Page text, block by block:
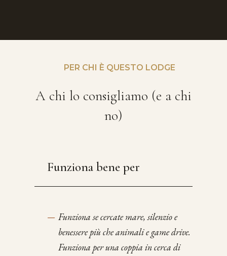
PER CHI È QUESTO LODGE
A chi lo consigliamo (e a chi
no)
Funziona bene per
— Funziona se cercate mare, silenzio e
benessere più che animali e game drive.
Funziona per una coppia in cerca di